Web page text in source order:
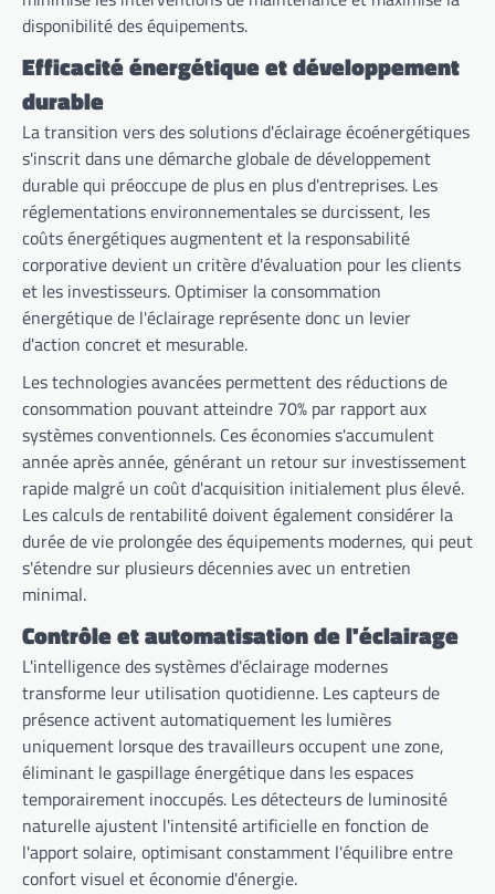
disponibilité des équipements.
Efficacité énergétique et développement
durable
La transition vers des solutions d'éclairage écoénergétiques
s'inscrit dans une démarche globale de développement
durable qui préoccupe de plus en plus d'entreprises. Les
réglementations environnementales se durcissent, les
coûts énergétiques augmentent et la responsabilité
corporative devient un critère d'évaluation pour les clients
et les investisseurs. Optimiser la consommation
énergétique de l'éclairage représente donc un levier
d'action concret et mesurable.
Les technologies avancées permettent des réductions de
consommation pouvant atteindre 70% par rapport aux
systèmes conventionnels. Ces économies s'accumulent
année après année, générant un retour sur investissement
rapide malgré un coût d'acquisition initialement plus élevé.
Les calculs de rentabilité doivent également considérer la
durée de vie prolongée des équipements modernes, qui peut
s'étendre sur plusieurs décennies avec un entretien
minimal.
Contrôle et automatisation de l'éclairage
L'intelligence des systèmes d'éclairage modernes
transforme leur utilisation quotidienne. Les capteurs de
présence activent automatiquement les lumières
uniquement lorsque des travailleurs occupent une zone,
éliminant le gaspillage énergétique dans les espaces
temporairement inoccupés. Les détecteurs de luminosité
naturelle ajustent l'intensité artificielle en fonction de
l'apport solaire, optimisant constamment l'équilibre entre
confort visuel et économie d'énergie.